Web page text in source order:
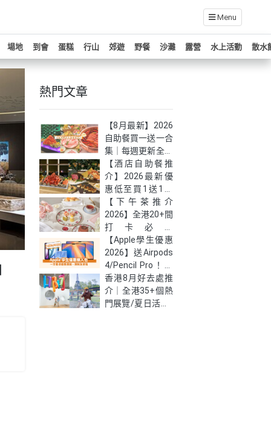
Menu
場地 到會 蛋糕 行山 郊遊 野餐 沙灘 露營 水上活動 散水
熱門文章
【8月最新】2026
自助餐買一送一合
集｜每週更新全港
自助餐快閃優惠！
【酒店自助餐推
介】2026最新優
惠低至買1送1！
嚴選全港27大必
食高質自助餐
【下午茶推介
2026】全港20+間
打卡必試
Afternoon Tea｜
低至半價！(持續
更新）
【Apple學生優惠
2026】送Airpods
4/Pencil Pro！最
新學生優惠價錢、
限制及資格懶人包
香港8月好去處推
介｜全港35+個熱
門展覽/夏日活動/